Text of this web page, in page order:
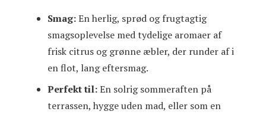
Smag:En herlig, sprød og frugtagtig
smagsoplevelse med tydelige aromaer af
frisk citrus og grønne æbler, der runder af i
en flot, lang eftersmag.
Perfekt til:En solrig sommeraften på
terrassen, hygge uden mad, eller som en